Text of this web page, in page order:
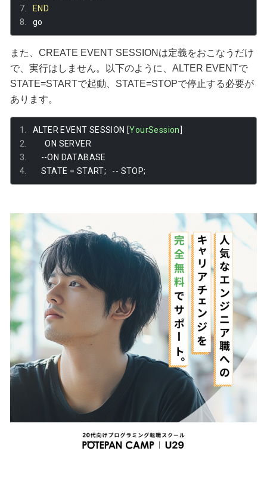
END
go
また、CREATE EVENT SESSIONは定義をおこなうだけ
で、実行はしません。以下のように、ALTER EVENTで
STATE=STARTで起動、STATE=STOPで停止する必要が
あります。
ALTER EVENT SESSION [YourSession]
      ON SERVER
--ON DATABASE
    STATE
= START; -- STOP;